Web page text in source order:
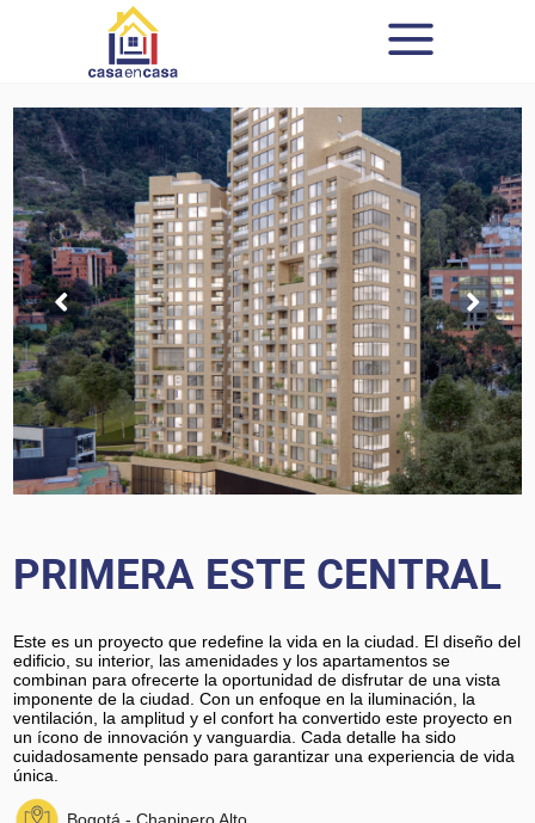
PRIMERA ESTE CENTRAL
Este es un proyecto que redefine la vida en la ciudad. El diseño del
edificio, su interior, las amenidades y los apartamentos se
combinan para ofrecerte la oportunidad de disfrutar de una vista
imponente de la ciudad. Con un enfoque en la iluminación, la
ventilación, la amplitud y el confort ha convertido este proyecto en
un ícono de innovación y vanguardia. Cada detalle ha sido
cuidadosamente pensado para garantizar una experiencia de vida
única.